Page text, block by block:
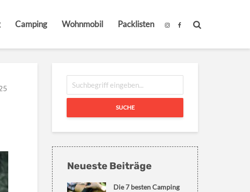
Camping Wohnmobil Packlisten
SUCHE
Neueste Beiträge
Die 7 besten Camping